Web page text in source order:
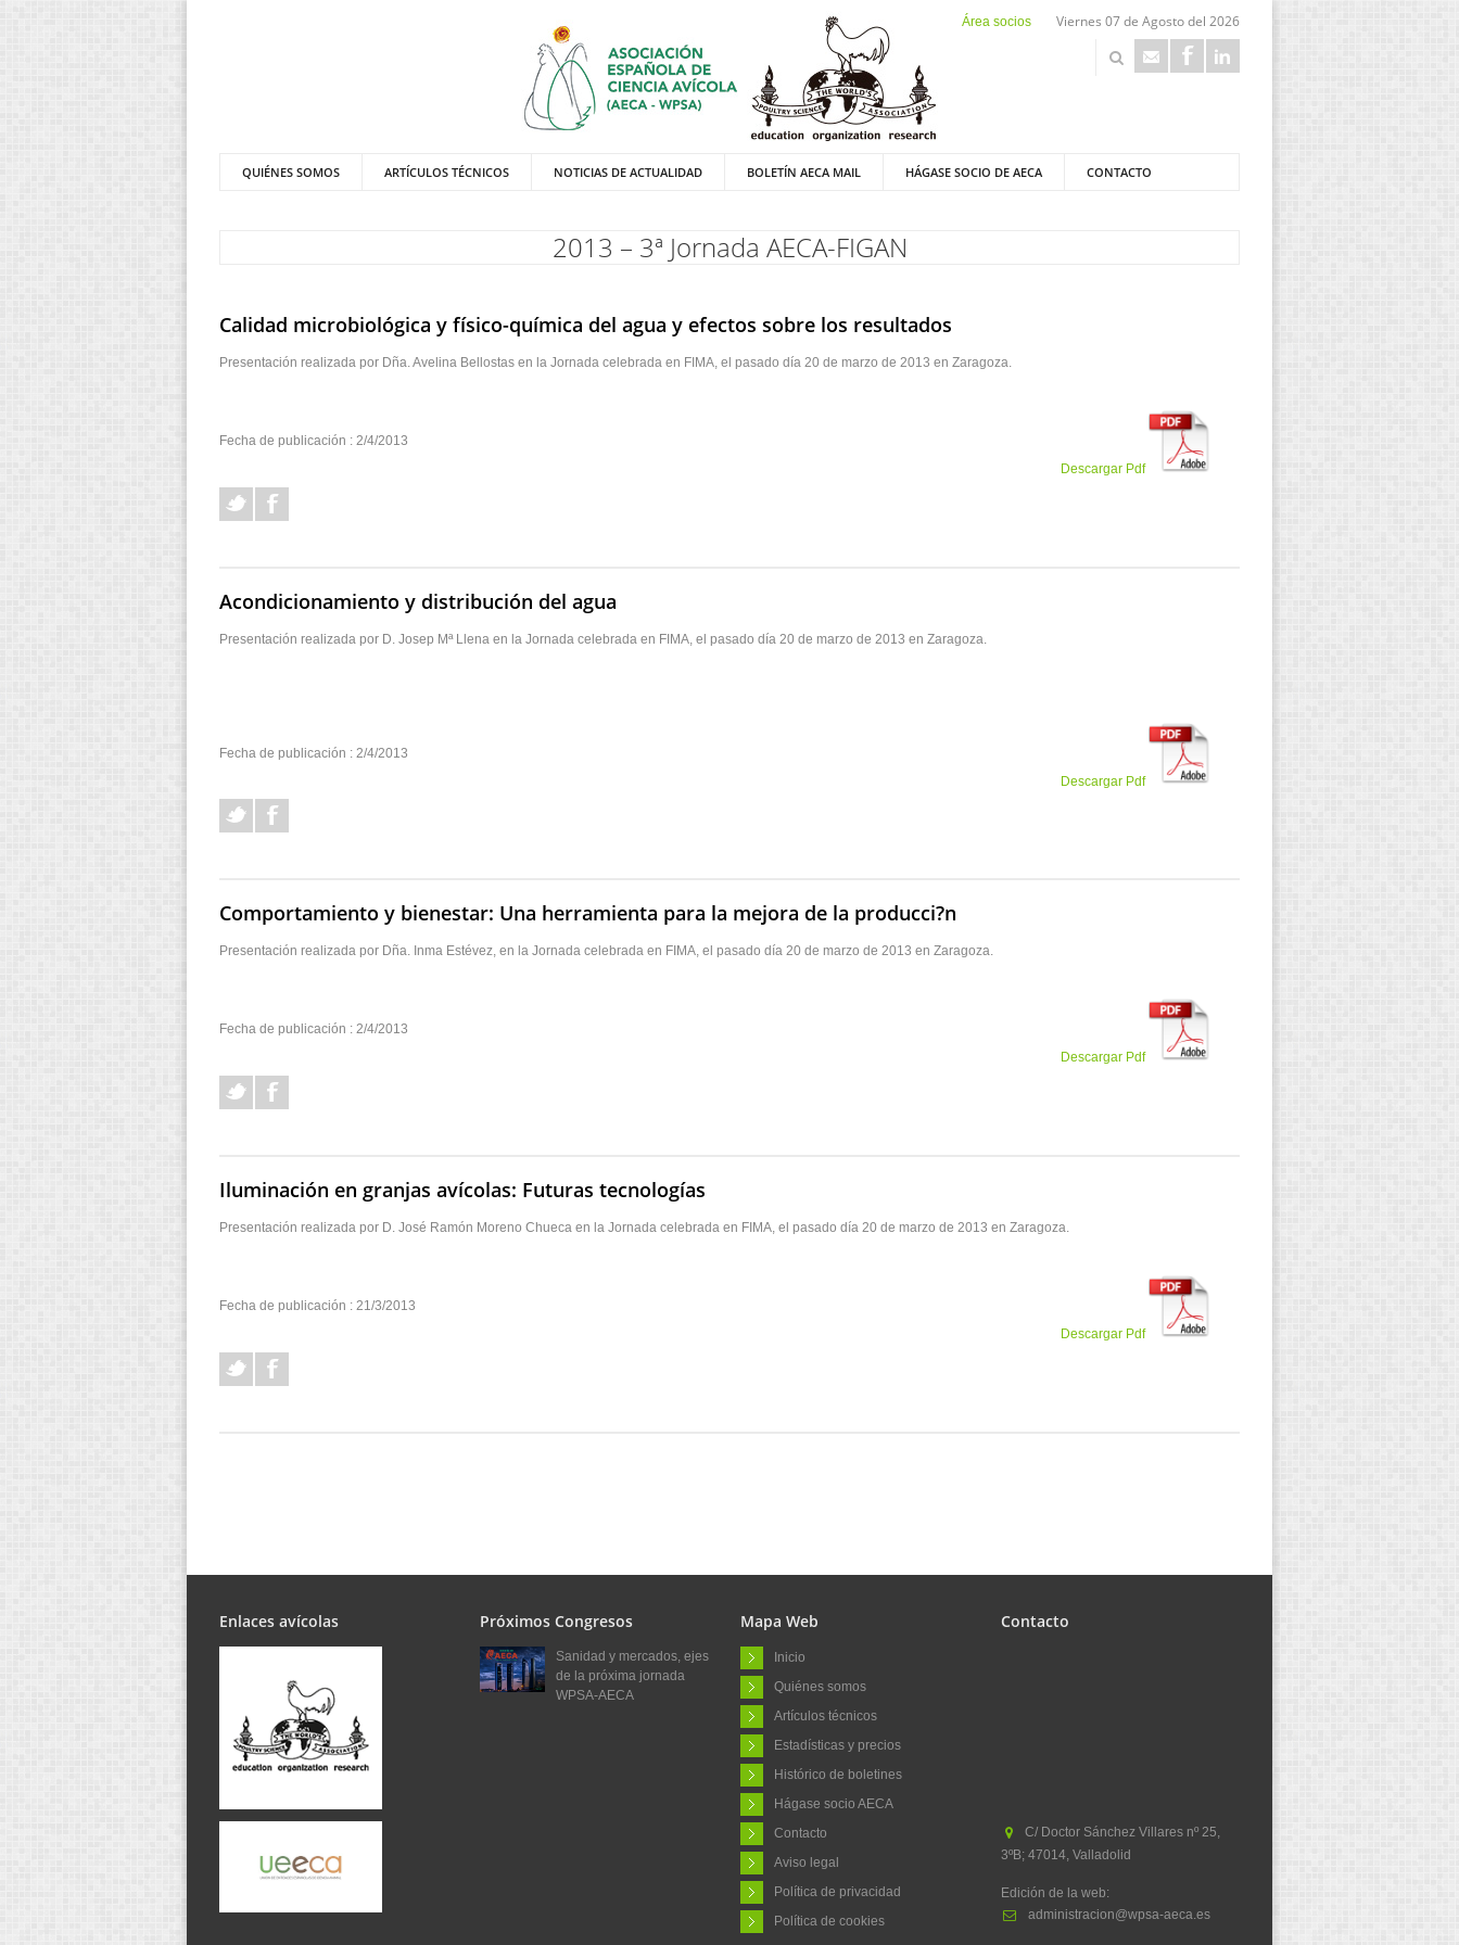
Área socios Viernes 07 de Agosto del 2026
QUIÉNES SOMOS ARTÍCULOS TÉCNICOS NOTICIAS DE ACTUALIDAD BOLETÍN AECA MAIL HÁGASE SOCIO DE AECA CONTACTO
2013 – 3ª Jornada AECA-FIGAN
Calidad microbiológica y físico-química del agua y efectos sobre los resultados
Presentación realizada por Dña. Avelina Bellostas en la Jornada celebrada en FIMA, el pasado día 20 de marzo de 2013 en Zaragoza.
Fecha de publicación : 2/4/2013
Descargar Pdf
Acondicionamiento y distribución del agua
Presentación realizada por D. Josep Mª Llena en la Jornada celebrada en FIMA, el pasado día 20 de marzo de 2013 en Zaragoza.
Fecha de publicación : 2/4/2013
Descargar Pdf
Comportamiento y bienestar: Una herramienta para la mejora de la producci?n
Presentación realizada por Dña. Inma Estévez, en la Jornada celebrada en FIMA, el pasado día 20 de marzo de 2013 en Zaragoza.
Fecha de publicación : 2/4/2013
Descargar Pdf
Iluminación en granjas avícolas: Futuras tecnologías
Presentación realizada por D. José Ramón Moreno Chueca en la Jornada celebrada en FIMA, el pasado día 20 de marzo de 2013 en Zaragoza.
Fecha de publicación : 21/3/2013
Descargar Pdf
Enlaces avícolas Próximos Congresos
Sanidad y mercados, ejes
de la próxima jornada
WPSA-AECA
Mapa Web
Inicio
Quiénes somos
Artículos técnicos
Estadísticas y precios
Histórico de boletines
Hágase socio AECA
Contacto
Aviso legal
Política de privacidad
Política de cookies
Contacto
C/ Doctor Sánchez Villares nº 25,
3ºB; 47014, Valladolid
Edición de la web:
administracion@wpsa-aeca.es